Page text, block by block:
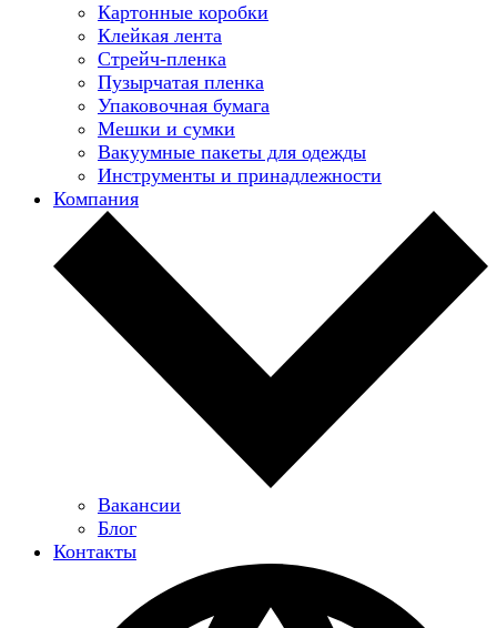
Картонные коробки
Клейкая лента
Стрейч-пленка
Пузырчатая пленка
Упаковочная бумага
Мешки и сумки
Вакуумные пакеты для одежды
Инструменты и принадлежности
Компания
Вакансии
Блог
Контакты